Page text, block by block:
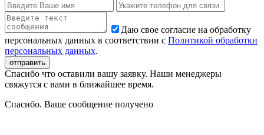
Даю свое согласие на обработку
персональных данных в соответствии с Политикой обработки
персональных данных.
Спасибо что оставили вашу заявку. Наши менеджеры
свяжутся с вами в ближайшее время.
Спасибо. Ваше сообщение получено